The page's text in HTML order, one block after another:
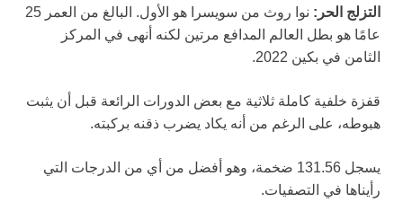
التزلج الحر:
نوا روث من سويسرا هو الأول. البالغ من العمر 25
عامًا هو بطل العالم المدافع مرتين لكنه أنهى في المركز
الثامن في بكين 2022.
قفزة خلفية كاملة ثلاثية مع بعض الدورات الرائعة قبل أن يثبت
هبوطه، على الرغم من أنه يكاد يضرب ذقنه بركبته.
يسجل 131.56 ضخمة، وهو أفضل من أي من الدرجات التي
رأيناها في التصفيات.